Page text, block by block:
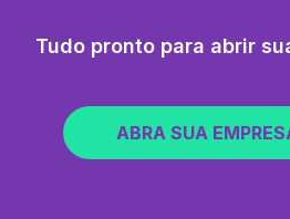
Tudo pronto para abrir
ABRA SUA